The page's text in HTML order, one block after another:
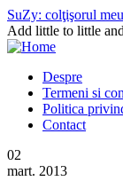
SuZy: colţişorul
Add little to little
Despre
Termeni si
Politica
Contact
02
mart. 2013